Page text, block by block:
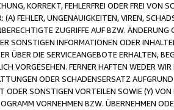
KORREKT, FEHLERFREI ODER FREI VON
(A) FEHLER, UNGENAUIGKEITEN, VIREN,
ZUGRIFFE AUF BZW.
SONSTIGEN INFORMATIONEN ODER
ÜBER DIE SERVICEANGEBOTE ERHALTEN,
VORGESEHEN. FERNER HAFTEN WEDER
ODER SCHADENSERSATZ
ODER SONSTIGEN VORTEILEN SOWIE (Y)
VORNEHMEN BZW. ÜBERNEHMEN